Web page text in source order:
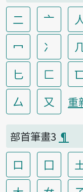
二 亠
冖
冫
匕
匚
厶
又 重
部首筆畫3 ¶
口 囗